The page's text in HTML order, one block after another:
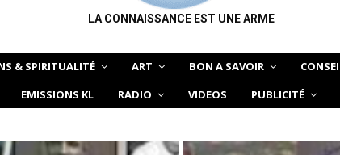
LA CONNAISSANCE EST UNE ARME
& SPIRITUALITÉ ART BON A SAVOIR
EMISSIONS KL
RADIO VIDEOS PUBLICITÉ